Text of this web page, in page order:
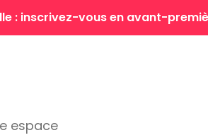
: inscrivez-vous en avant-
espace